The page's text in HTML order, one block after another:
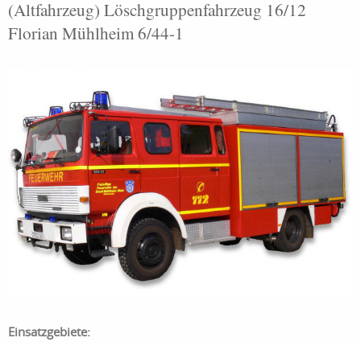
(Altfahrzeug) Löschgruppenfahrzeug 16/12
Florian Mühlheim 6/44-1
Einsatzgebiete: